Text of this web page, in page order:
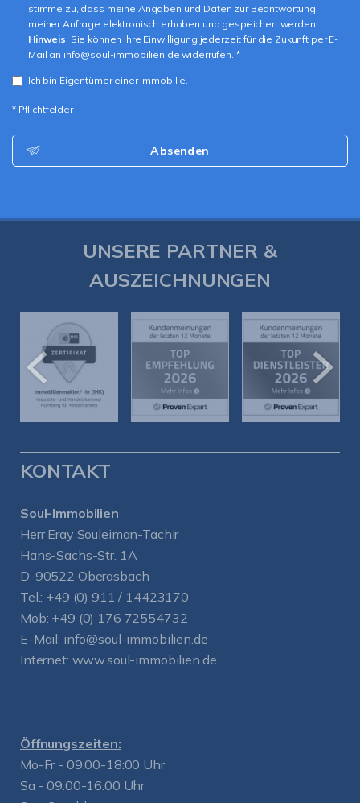
stimme zu, dass meine Angaben und Daten zur Beantwortung
meiner Anfrage elektronisch erhoben und gespeichert werden.
Hinweis: Sie können Ihre Einwilligung jederzeit für die Zukunft per E-
Mail an info@soul-immobilien.de widerrufen. *
Ich bin Eigentümer einer Immobilie.
* Pflichtfelder
Absenden
UNSERE PARTNER &
AUSZEICHNUNGEN
KONTAKT
Soul-Immobilien
Herr Eray Souleiman-Tachir
Hans-Sachs-Str. 1A
D-90522 Oberasbach
Tel.: +49 (0) 911 / 14423170
Mob: +49 (0) 176 72554732
E-Mail: info@soul-immobilien.de
Internet: www.soul-immobilien.de
Öffnungszeiten:
Mo-Fr - 09:00-18:00 Uhr
Sa - 09:00-16:00 Uhr